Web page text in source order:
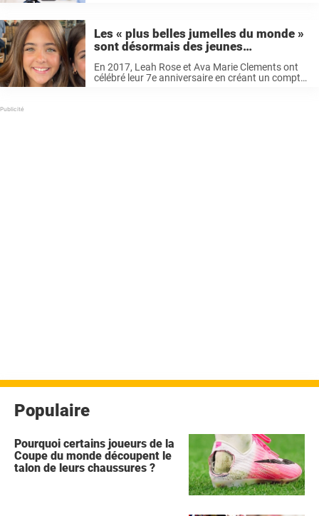
Les « plus belles jumelles du monde »
sont désormais des jeunes
En 2017, Leah Rose et Ava Marie Clements ont
célébré leur 7e anniversaire en créant un compte
Populaire
Pourquoi certains joueurs de la
Coupe du monde découpent le
talon de leurs chaussures ?